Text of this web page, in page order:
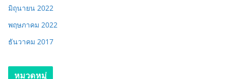
มิถุนายน 2022
พฤษภาคม 2022
ธันวาคม 2017
หมวดหมู่